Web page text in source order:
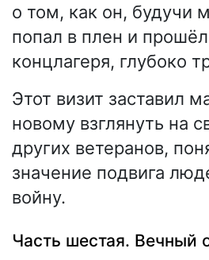
о том, как он, будучи
попал в плен и
концлагеря, глубоко
Этот визит заставил
новому взглянуть на
других ветеранов,
значение подвига
войну.
Часть шестая. Вечный